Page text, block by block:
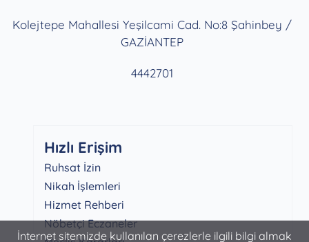
İnternet sitemizde kullanılan çerezlerle ilgili bilgi almak
Kolejtepe Mahallesi Yeşilcami Cad. No:8 Şahinbey /
GAZİANTEP
4442701
Hızlı Erişim
Ruhsat İzin
Nikah İşlemleri
Hizmet Rehberi
Nöbetçi Eczaneler